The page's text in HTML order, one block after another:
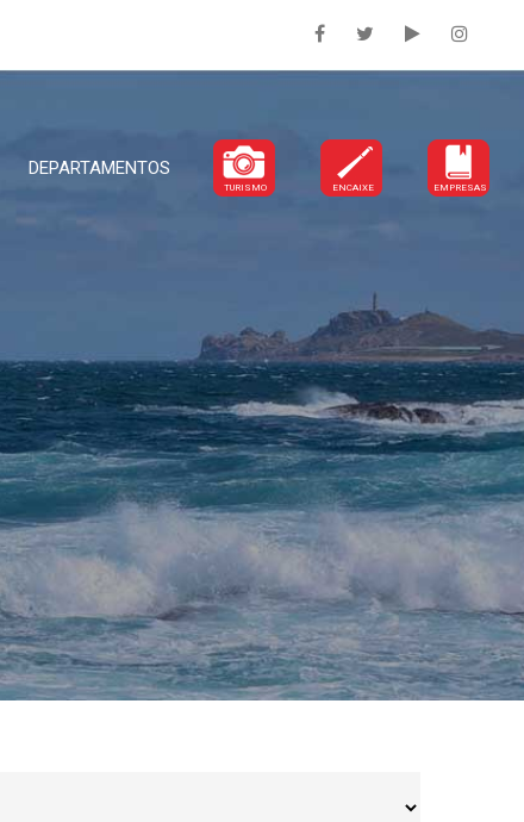
DEPARTAMENTOS
TURISMO ENCAIXE EMPRESAS